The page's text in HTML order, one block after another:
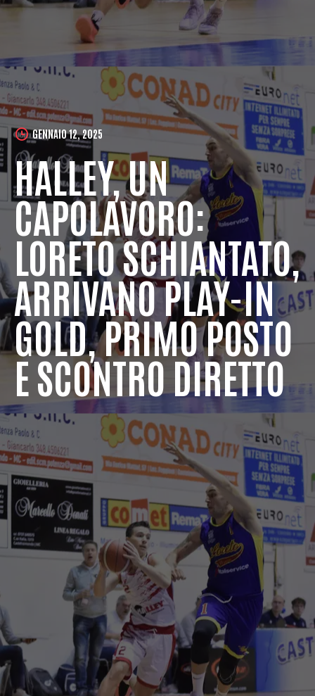
GENNAIO 12, 2025
HALLEY, UN
CAPOLAVORO:
LORETO SCHIANTATO,
ARRIVANO PLAY-IN
GOLD, PRIMO POSTO
E SCONTRO DIRETTO